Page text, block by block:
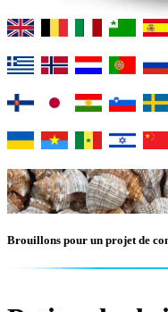
Brouillons pour un projet de